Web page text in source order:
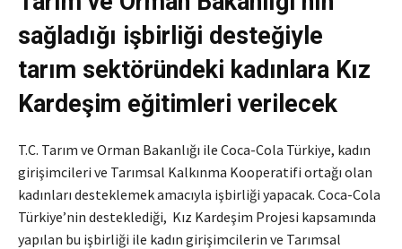
sağladığı işbirliği desteğiyle
tarım sektöründeki kadınlara Kız
Kardeşim eğitimleri verilecek
T.C. Tarım ve Orman Bakanlığı ile Coca-Cola Türkiye, kadın
girişimcileri ve Tarımsal Kalkınma Kooperatifi ortağı olan
kadınları desteklemek amacıyla işbirliği yapacak. Coca-Cola
Türkiye’nin desteklediği, Kız Kardeşim Projesi kapsamında
yapılan bu işbirliği ile kadın girişimcilerin ve Tarımsal